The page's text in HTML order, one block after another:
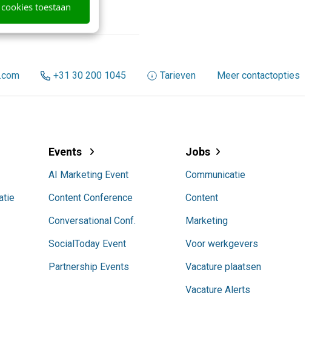
toestaan
Dembinski
+31 30 200 1045 Tarieven Meer contactopties
Events
AI Marketing Event
Content Conference
Conversational Conf.
SocialToday Event
Partnership Events
Jobs
Communicatie
Content
Marketing
Voor werkgevers
Vacature plaatsen
Vacature Alerts